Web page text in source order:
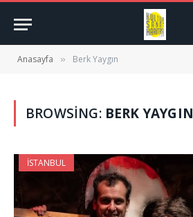
Anasayfa » Berk Yaygın
BROWSING: BERK YAYGIN
İSTANBUL